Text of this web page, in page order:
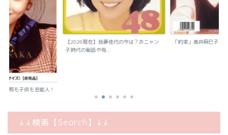
代の今は？おニャン
「約束」高井麻巳子 「純愛カウントダウン
↓↓検索【Search】↓↓